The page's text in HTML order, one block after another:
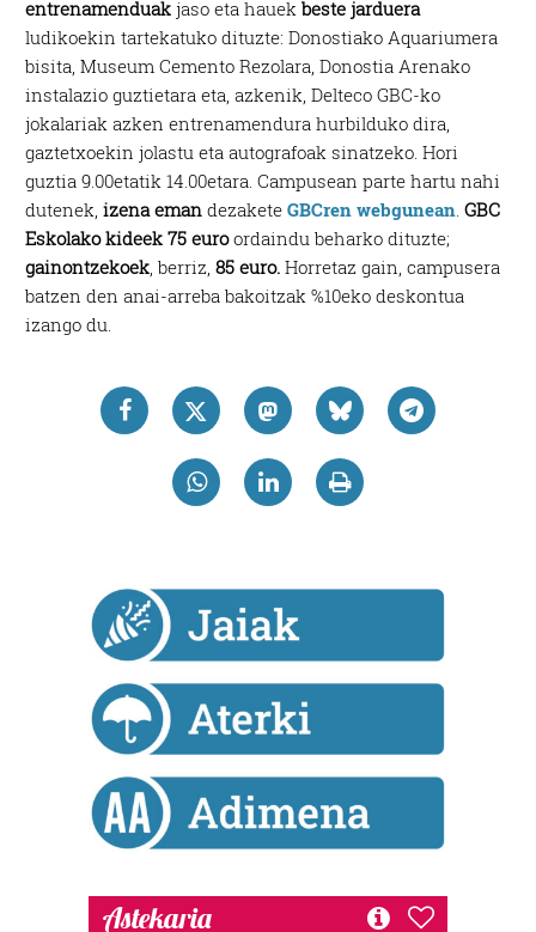
entrenamenduak jaso eta hauekbeste jarduera
ludikoekin tartekatuko dituzte: Donostiako Aquariumera
bisita, Museum Cemento Rezolara, Donostia Arenako
instalazio guztietara eta, azkenik, Delteco GBC-ko
jokalariak azken entrenamendura hurbilduko dira,
gaztetxoekin jolastu eta autografoak sinatzeko. Hori
guztia 9.00etatik 14.00etara. Campusean parte hartu nahi
dutenek, izena eman dezaketeGBCren webgunean.GBC
Eskolako kideek 75 euroordaindu beharko dituzte;
gainontzekoek, berriz,85 euro. Horretaz gain, campusera
batzen den anai-arreba bakoitzak %10eko deskontua
izango du.
Astekaria